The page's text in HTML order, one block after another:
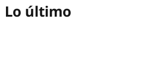
Lo último